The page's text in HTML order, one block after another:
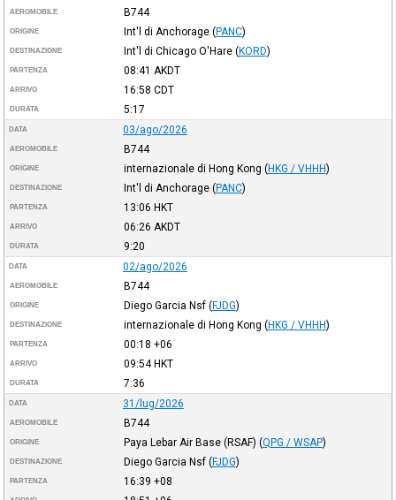
AEROMOBILE B744
ORIGINE Int'l di Anchorage (PANC)
DESTINAZIONE Int'l di Chicago O'Hare (KORD)
PARTENZA 08:41 AKDT
ARRIVO 16:58 CDT
DURATA 5:17
DATA 03/ago/2026
AEROMOBILE B744
ORIGINE internazionale di Hong Kong (HKG / VHHH)
DESTINAZIONE Int'l di Anchorage (PANC)
PARTENZA 13:06 HKT
ARRIVO 06:26 AKDT
DURATA 9:20
DATA 02/ago/2026
AEROMOBILE B744
ORIGINE Diego Garcia Nsf (FJDG)
DESTINAZIONE internazionale di Hong Kong (HKG / VHHH)
PARTENZA 00:18 +06
ARRIVO 09:54HKT
DURATA 7:36
DATA 31/lug/2026
AEROMOBILE B744
ORIGINE Paya Lebar Air Base (RSAF) (QPG / WSAP)
DESTINAZIONE Diego Garcia Nsf (FJDG)
PARTENZA 16:39 +08